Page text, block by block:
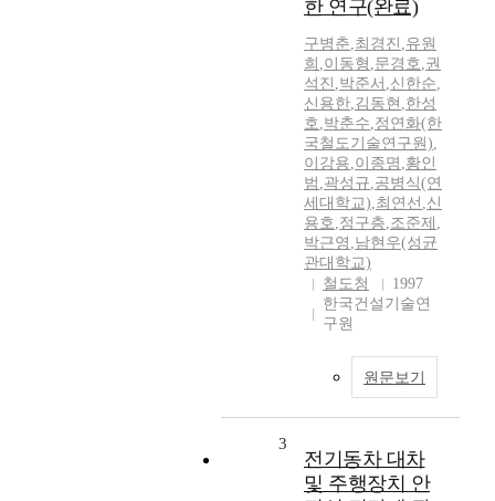
한 연구(완료)
구병춘,최경진 ,유원
희 ,이동형 ,문경호,권
석진 ,박준서 ,신한순,
신용한,김동현 ,한성
호,박춘수,정연화(한
국철도기술연구원),
이강용,이종명 ,황인
범 ,곽성규,공병식(연
세대학교),최연선 ,신
용호,정구층,조준제 ,
박근영 ,남현우(성균
관대학교)
철도청
1997
한국건설기술연
구원
원문보기
3
전기동차 대차
및 주행장치 안